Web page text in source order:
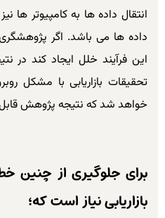
انتقال داده ها به کامپیوتر ها
داده ها می باشد. اگر
این فرآیند خلل ایجاد کند در
تحقیقات بازاریابی با
خواهد شد که نتیجه پژوهش قابل
برای جلوگیری از چنین
بازاریابی نیاز است که؛